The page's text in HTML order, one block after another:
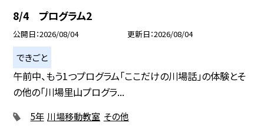
8/4 プログラム2
公開日 2026/08/04 更新日 2026/08/04
できごと
午前中、もう1つプログラム「ここだけの川場話」の体験とそ
の他の「川場里山プログラ...
5年 川場移動教室 その他